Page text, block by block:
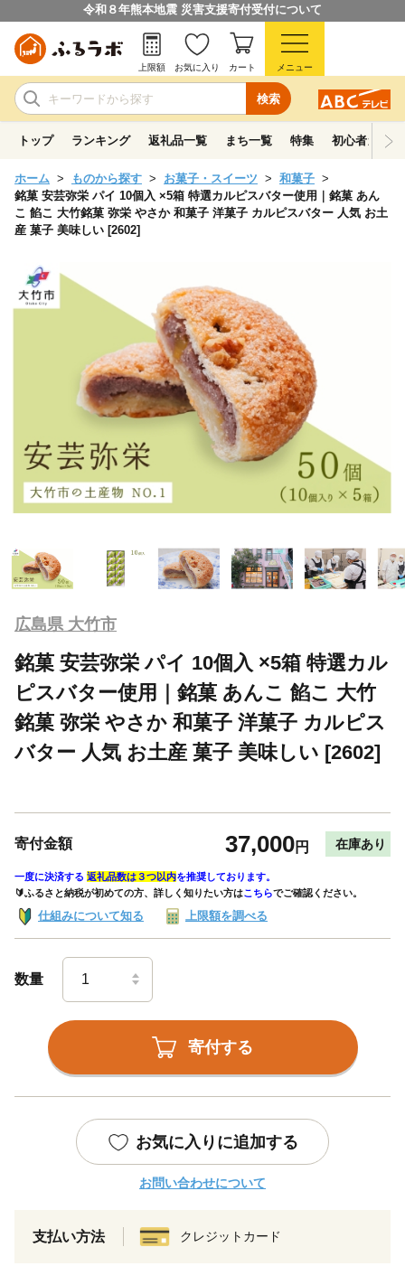
令和８年熊本地震 災害支援寄付受付について
検索
上限額 お気に入り カート メニュー
トップ ランキング 返礼品一覧 まち一覧 特集 初心者ガイド
ホーム ものから探す お菓子・スイーツ
和菓子
銘菓 安芸弥栄 パイ 10個入 ×5箱 特選カルピスバター使用｜銘菓 あん
こ 餡こ 大竹銘菓 弥栄 やさか 和菓子 洋菓子 カルピスバター 人気 お土
産 菓子 美味しい [2602]
広島県 大竹市
銘菓 安芸弥栄 パイ 10個入 ×5箱 特選カル
ピスバター使用｜銘菓 あんこ 餡こ 大竹
銘菓 弥栄 やさか 和菓子 洋菓子 カルピス
バター 人気 お土産 菓子 美味しい [2602]
寄付金額 37,000円 在庫あり
一度に決済する 返礼品数は３つ以内を推奨しております。
🔰ふるさと納税が初めての方、詳しく知りたい方はこちらでご確認ください。
仕組みについて知る 上限額を調べる
数量
寄付する
お気に入りに追加する
お問い合わせについて
支払い方法 クレジットカード